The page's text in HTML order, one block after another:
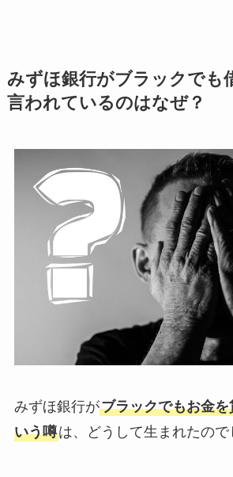
みずほ銀行がブラックでも
言われているのはなぜ？
みずほ銀行がブラックでもお金
いう噂は、どうして生まれたので